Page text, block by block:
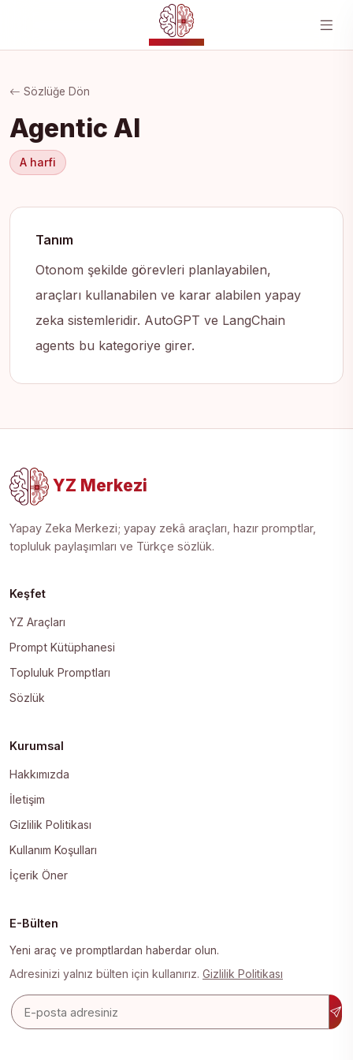
Sözlüğe Dön
Agentic AI
A harfi
Tanım
Otonom şekilde görevleri planlayabilen,
araçları kullanabilen ve karar alabilen yapay
zeka sistemleridir. AutoGPT ve LangChain
agents bu kategoriye girer.
YZ Merkezi
Yapay Zeka Merkezi; yapay zekâ araçları, hazır promptlar,
topluluk paylaşımları ve Türkçe sözlük.
Keşfet
YZ Araçları
Prompt Kütüphanesi
Topluluk Promptları
Sözlük
Kurumsal
Hakkımızda
İletişim
Gizlilik Politikası
Kullanım Koşulları
İçerik Öner
E-Bülten
Yeni araç ve promptlardan haberdar olun.
Adresinizi yalnız bülten için kullanırız. Gizlilik Politikası
E-posta adresi